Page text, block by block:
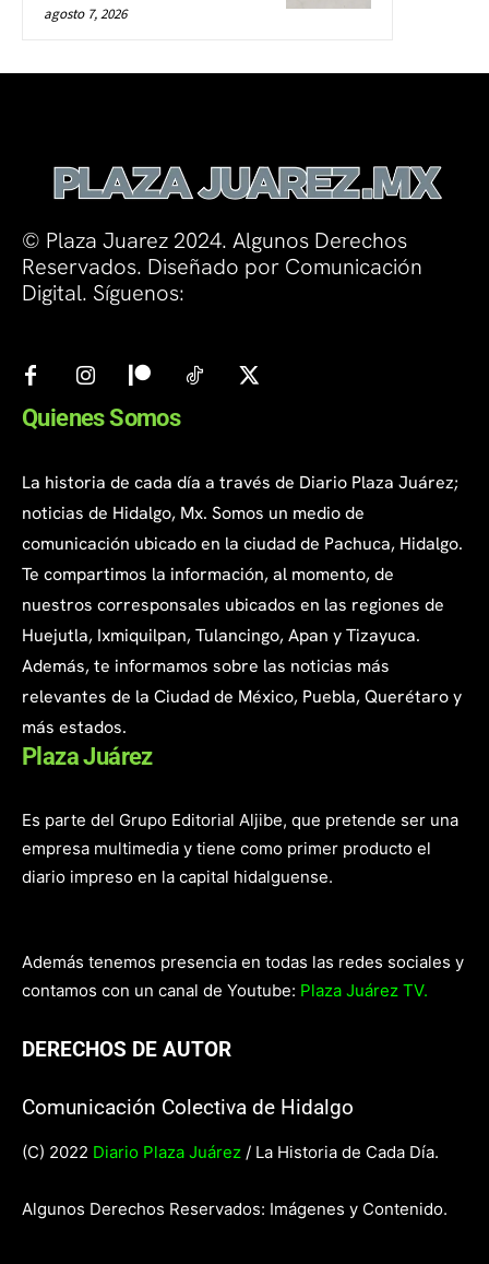
agosto 7, 2026
© Plaza Juarez 2024. Algunos Derechos
Reservados. Diseñado por Comunicación
Digital. Síguenos:
Quienes Somos
La historia de cada día a través de Diario Plaza Juárez;
noticias de Hidalgo, Mx. Somos un medio de
comunicación ubicado en la ciudad de Pachuca, Hidalgo.
Te compartimos la información, al momento, de
nuestros corresponsales ubicados en las regiones de
Huejutla, Ixmiquilpan, Tulancingo, Apan y Tizayuca.
Además, te informamos sobre las noticias más
relevantes de la Ciudad de México, Puebla, Querétaro y
más estados.
Plaza Juárez
Es parte del Grupo Editorial Aljibe, que pretende ser una
empresa multimedia y tiene como primer producto el
diario impreso en la capital hidalguense.
Además tenemos presencia en todas las redes sociales y
contamos con un canal de Youtube: Plaza Juárez TV.
DERECHOS DE AUTOR
Comunicación Colectiva de Hidalgo
(C) 2022 Diario Plaza Juárez / La Historia de Cada Día.
Algunos Derechos Reservados: Imágenes y Contenido.